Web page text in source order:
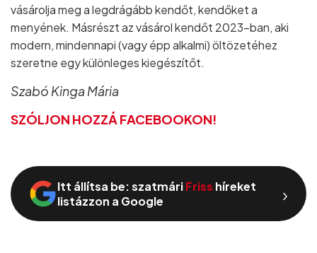
vásárolja meg a legdrágább kendőt, kendőket a
menyének. Másrészt az vásárol kendőt 2023-ban, aki
modern, mindennapi (vagy épp alkalmi) öltözetéhez
szeretne egy különleges kiegészítőt.
Szabó Kinga Mária
SZÓLJON HOZZÁ FACEBOOKON!
Itt állítsa be: szatmáriFriss híreket
listázzon a Google
›